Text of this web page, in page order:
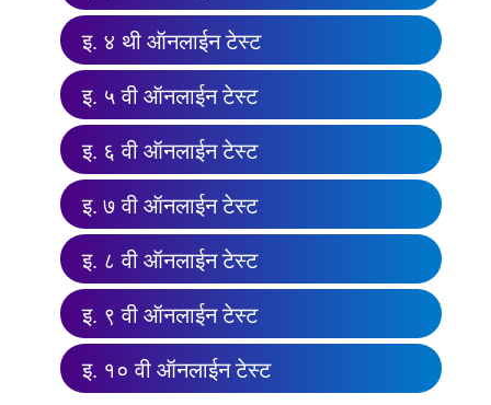
इ. ४ थी ऑनलाईन टेस्ट
इ. ५ वी ऑनलाईन टेस्ट
इ. ६ वी ऑनलाईन टेस्ट
इ. ७ वी ऑनलाईन टेस्ट
इ. ८ वी ऑनलाईन टेस्ट
इ. ९ वी ऑनलाईन टेस्ट
इ. १० वी ऑनलाईन टेस्ट